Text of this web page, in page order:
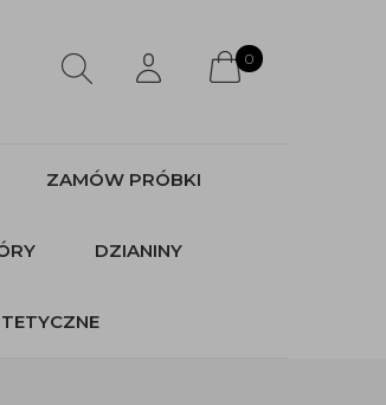
0
ZAMÓW PRÓBKI
DZIANINY